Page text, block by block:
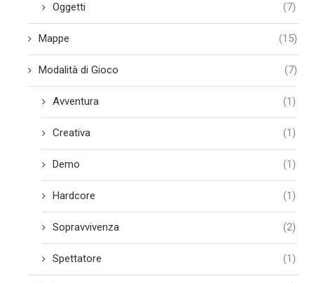
Oggetti (7)
Mappe (15)
Modalità di Gioco (7)
Avventura (1)
Creativa (1)
Demo (1)
Hardcore (1)
Sopravvivenza (2)
Spettatore (1)